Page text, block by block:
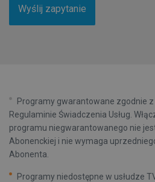
Programy gwarantowane zgodnie
Regulaminie Świadczenia Usług.
programu niegwarantowanego nie
Abonenckiej i nie wymaga
Abonenta.
Programy niedostępne w usłudze